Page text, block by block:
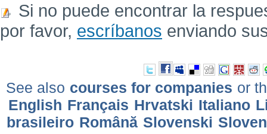
Si no puede encontrar la
por favor, escríbanos enviando
See also courses for companies or
English Français Hrvatski Italiano
brasileiro Română Slovenski